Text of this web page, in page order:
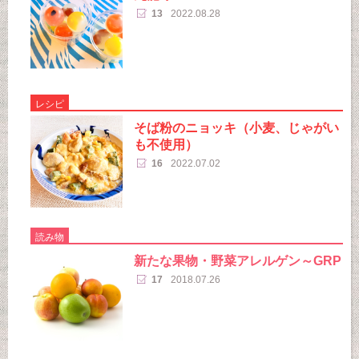
13 2022.08.28
レシピ
そば粉のニョッキ（小麦、じゃがい
も不使用）
16 2022.07.02
読み物
新たな果物・野菜アレルゲン～GRP
17 2018.07.26